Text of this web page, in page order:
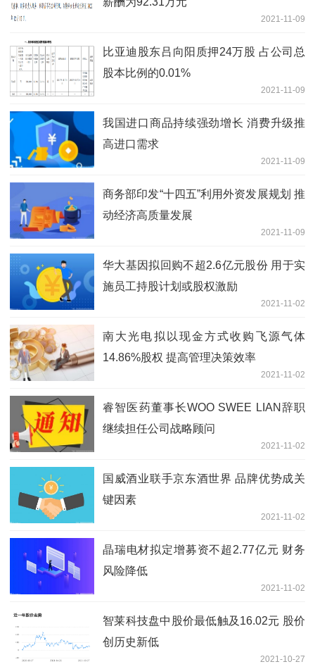
2021-11-09
比亚迪股东吕向阳质押24万股 占公司总
股本比例的0.01%
2021-11-09
我国进口商品持续强劲增长 消费升级推
高进口需求
2021-11-09
商务部印发“十四五”利用外资发展规划 推
动经济高质量发展
2021-11-09
华大基因拟回购不超2.6亿元股份 用于实
施员工持股计划或股权激励
2021-11-02
南大光电拟以现金方式收购飞源气体
14.86%股权 提高管理决策效率
2021-11-02
睿智医药董事长WOO SWEE LIAN辞职
继续担任公司战略顾问
2021-11-02
国威酒业联手京东酒世界 品牌优势成关
键因素
2021-11-02
晶瑞电材拟定增募资不超2.77亿元 财务
风险降低
2021-11-02
智莱科技盘中股价最低触及16.02元 股价
创历史新低
2021-10-27